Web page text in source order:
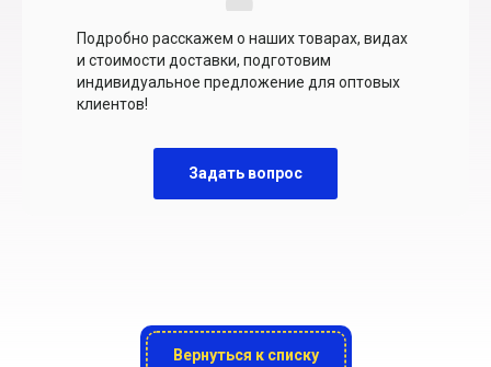
Подробно расскажем о наших товарах, видах
и стоимости доставки, подготовим
индивидуальное предложение для оптовых
клиентов!
Задать вопрос
Вернуться к списку